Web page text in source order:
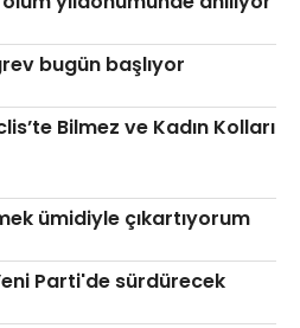
bugün başlıyor
Bilmez ve Kadın Kolları
ümidiyle çıkartıyorum
Parti'de sürdürecek